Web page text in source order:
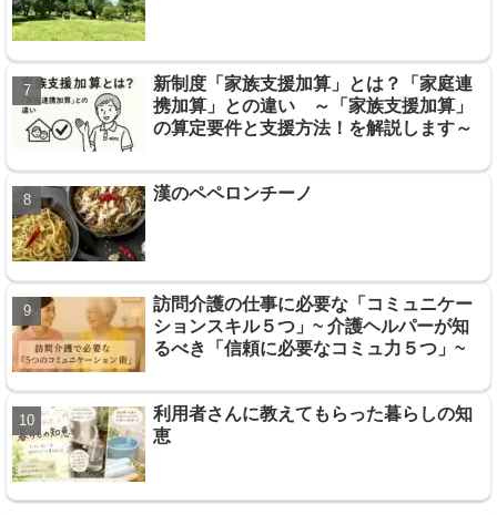
新制度「家族支援加算」とは？「家庭連
携加算」との違い ～「家族支援加算」
の算定要件と支援方法！を解説します～
漢のペペロンチーノ
訪問介護の仕事に必要な「コミュニケー
ションスキル５つ」~ 介護ヘルパーが知
るべき「信頼に必要なコミュ力５つ」~
利用者さんに教えてもらった暮らしの知
恵